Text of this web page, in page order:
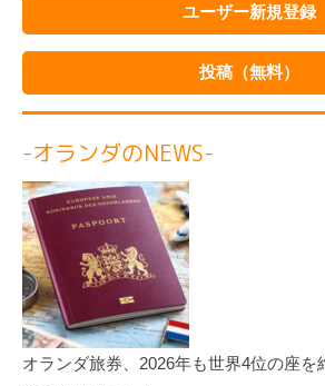
ユーザー新規登録
投稿（無料）
-オランダのNEWS-
オランダ旅券、2026年も世界4位の座を